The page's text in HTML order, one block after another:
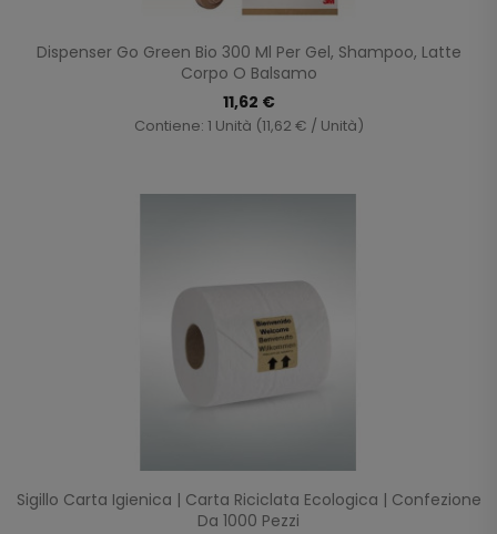
Dispenser Go Green Bio 300 Ml Per Gel, Shampoo, Latte
Corpo O Balsamo
11,62 €
Contiene: 1 Unità (11,62 € / Unità)
Sigillo Carta Igienica | Carta Riciclata Ecologica | Confezione
Da 1000 Pezzi